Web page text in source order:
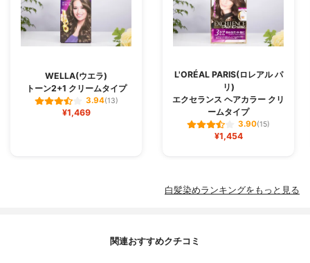
WELLA(ウエラ)
トーン2+1 クリームタイプ
3.94(13)
¥1,469
L'ORÉAL PARIS(ロレアル パ
リ)
エクセランス ヘアカラー クリ
ームタイプ
3.90(15)
¥1,454
白髪染めランキングをもっと見る
関連おすすめクチコミ